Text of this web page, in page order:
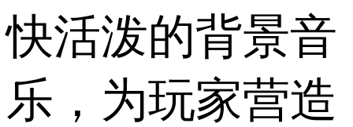
快活泼的背景音
乐，为玩家营造